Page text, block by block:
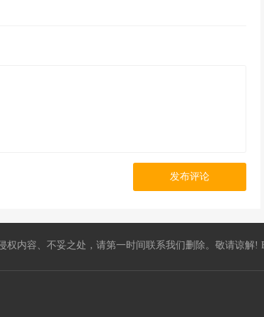
发布评论
内容、不妥之处，请第一时间联系我们删除。敬请谅解!